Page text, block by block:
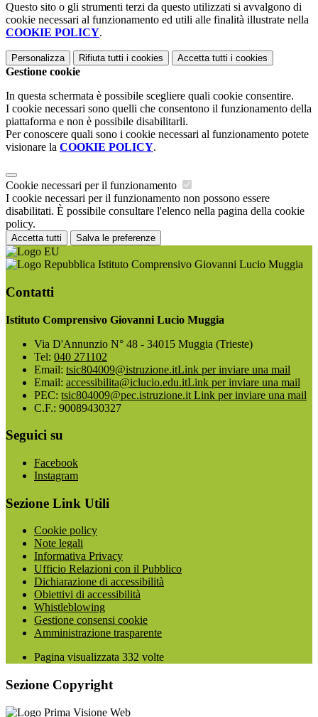
Questo sito o gli strumenti terzi da questo utilizzati si avvalgono di
cookie necessari al funzionamento ed utili alle finalità illustrate nella
COOKIE POLICY.
Personalizza Rifiuta tutti i cookies Accetta tutti i cookies
Gestione cookie
In questa schermata è possibile scegliere quali cookie consentire.
I cookie necessari sono quelli che consentono il funzionamento della
piattaforma e non è possibile disabilitarli.
Per conoscere quali sono i cookie necessari al funzionamento potete
visionare la COOKIE POLICY.
Cookie necessari per il funzionamento
I cookie necessari per il funzionamento non possono essere
disabilitati. È possibile consultare l'elenco nella pagina della cookie
policy.
Accetta tutti Salva le preferenze
Istituto Comprensivo Giovanni Lucio Muggia
Contatti
Istituto Comprensivo Giovanni Lucio Muggia
Via D'Annunzio N° 48 - 34015 Muggia (Trieste)
Tel: 040 271102
Email: tsic804009@istruzione.itLink per inviare una mail
Email: accessibilita@iclucio.edu.itLink per inviare una mail
PEC: tsic804009@pec.istruzione.it Link per inviare una mail
C.F.: 90089430327
Seguici su
Facebook
Instagram
Sezione Link Utili
Cookie policy
Note legali
Informativa Privacy
Ufficio Relazioni con il Pubblico
Dichiarazione di accessibilità
Obiettivi di accessibilità
Whistleblowing
Gestione consensi cookie
Amministrazione trasparente
Pagina visualizzata 332 volte
Sezione Copyright